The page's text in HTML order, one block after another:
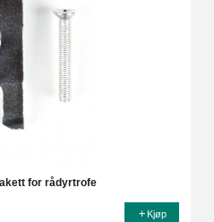
for rådyrtrofe
Kjøp